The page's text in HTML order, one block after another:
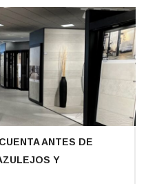
ANTES DE
Y